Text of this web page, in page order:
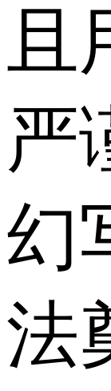
且
严
幻
法